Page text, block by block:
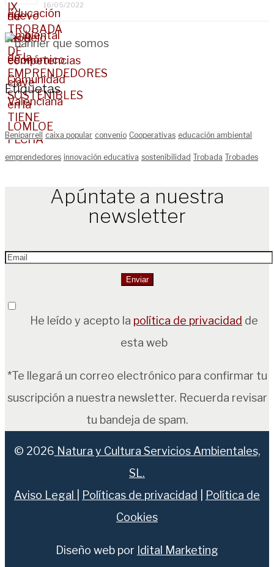
16/05/2022
Etiquetas
Beniparrell caixa popular convenio Cooperativas educación ambiental
emprendedores innovación educativa sostenibilidad Trobada Trobades
Apúntate a nuestra
newsletter
He leído y acepto la política de privacidad de
esta web
*Te llegará un correo electrónico para confirmar tu
suscripción a nuestra newsletter. Recuerda revisar
tu bandeja de spam.
© 2026 Natura y Cultura Servicios Ambientales,
SL.
Aviso Legal
Políticas de privacidad
Política de
Cookies
Diseño web por Idital Marketing